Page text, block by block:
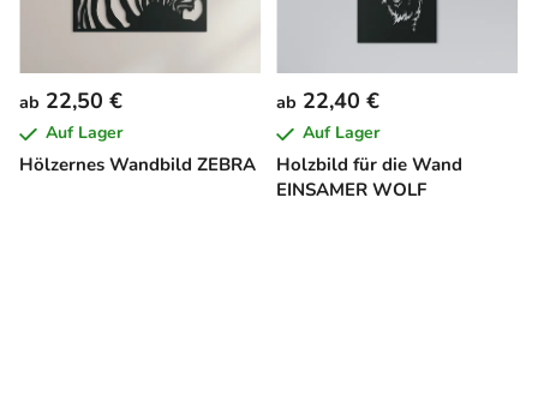
Hölzernes Wandbild ZEBRA
ab 22,50 €
Auf Lager
Holzbild für die Wand
EINSAMER WOLF
ab 22,40 €
Auf Lager